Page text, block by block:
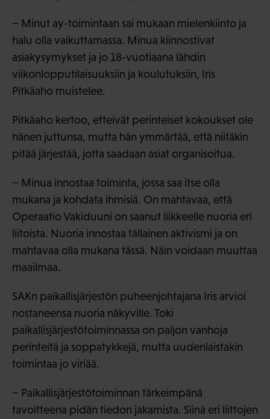
− Minut ay-toimintaan sai mukaan mielenkiinto ja
halu olla vaikuttamassa. Minua kiinnostivat
asiakysymykset ja jo 18-vuotiaana lähdin
viikonlopputilaisuuksiin ja koulutuksiin, Iris
Pitkäaho muistelee.
Pitkäaho kertoo, etteivät perinteiset kokoukset ole
hänen juttunsa, mutta hän ymmärtää, että niitäkin
pitää järjestää, jotta saadaan asiat organisoitua.
− Minua innostaa toiminta, jossa saa itse olla
mukana ja kohdata ihmisiä. On mahtavaa, että
Operaatio Vakiduuni on saanut liikkeelle nuoria eri
liitoista. Nuoria innostaa tällainen aktivismi ja on
mahtavaa olla mukana tässä. Näin voidaan muuttaa
maailmaa.
SAKn paikallisjärjestön puheenjohtajana Iris arvioi
nostaneensa nuoria näkyville. Toki
paikallisjärjestötoiminnassa on paljon vanhoja
perinteitä ja soppatykkejä, mutta uudenlaistakin
toimintaa jo viriää.
− Paikallisjärjestötoiminnan tärkeimpänä
tavoitteena pidän tiedon jakamista. Siinä eri liittojen